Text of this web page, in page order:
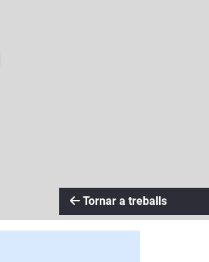
Tornar a treballs